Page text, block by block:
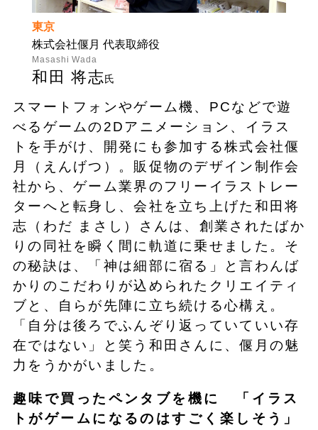
東京
株式会社偃月 代表取締役
Masashi Wada
和田 将志氏
スマートフォンやゲーム機、PCなどで遊
べるゲームの2Dアニメーション、イラス
トを手がけ、開発にも参加する株式会社偃
月（えんげつ）。販促物のデザイン制作会
社から、ゲーム業界のフリーイラストレー
ターへと転身し、会社を立ち上げた和田将
志（わだ まさし）さんは、創業されたばか
りの同社を瞬く間に軌道に乗せました。そ
の秘訣は、「神は細部に宿る」と言わんば
かりのこだわりが込められたクリエイティ
ブと、自らが先陣に立ち続ける心構え。
「自分は後ろでふんぞり返っていていい存
在ではない」と笑う和田さんに、偃月の魅
力をうかがいました。
趣味で買ったペンタブを機に 「イラス
トがゲームになるのはすごく楽しそう」